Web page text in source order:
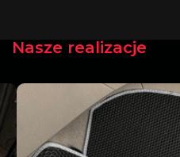
Nasze realizacje